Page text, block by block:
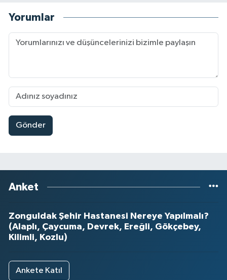
Yorumlar
Gönder
Anket
Zonguldak Şehir Hastanesi Nereye Yapılmalı?
(Alaplı, Çaycuma, Devrek, Ereğli, Gökçebey,
Kilimli, Kozlu)
Ankete Katıl